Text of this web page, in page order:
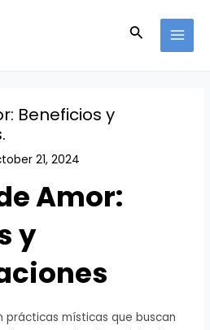
Search
Beneficios y
21, 2024
Amor:
y
prácticas místicas que buscan